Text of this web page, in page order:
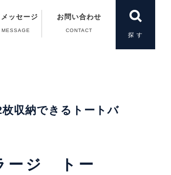
ッセージ
MESSAGE
お問い合わせ
CONTACT
収納できるトートバ
ージ トー